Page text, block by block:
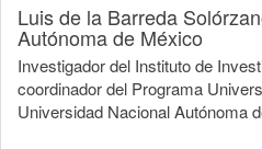
Luis de la Barreda
Autónoma de México
Investigador del Instituto de
coordinador del Programa
Universidad Nacional Autónoma